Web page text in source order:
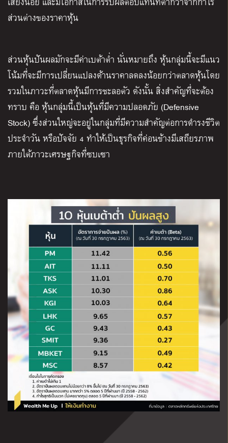
ส่วนต่างของราคาหุ้น
ส่วนหุ้นปันผลมักจะมีค่าเบต้าต่ำ นั่นหมายถึง หุ้นกลุ่มนี้จะมีแนว
โน้มที่จะมีการเปลี่ยนแปลงด้านราคาลดลงน้อยกว่าตลาดหุ้นโดย
รวมในภาวะที่ตลาดหุ้นมีการชะลอตัว ดังนั้น สิ่งสำคัญที่จะต้อง
ทราบ คือ หุ้นกลุ่มนี้เป็นหุ้นที่มีความปลอดภัย (Defensive
Stock) ซึ่งส่วนใหญ่จะอยู่ในกลุ่มที่มีความสำคัญต่อการดำรงชีวิต
ประจำวัน หรือปัจจัย 4 ทำให้เป็นธุรกิจที่ค่อนข้างมีเสถียรภาพ
ภายใต้ภาวะเศรษฐกิจที่ซบเซา